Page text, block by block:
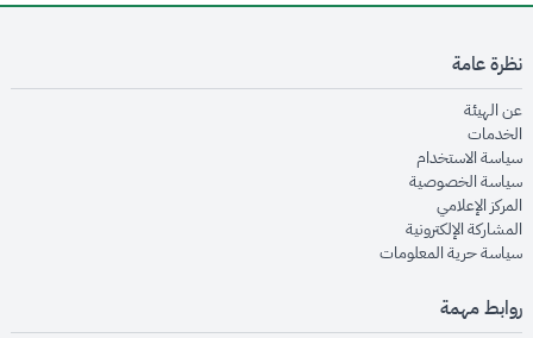
نظرة عامة
عن الهيئةopens in new window
الخدماتopens in new window
سياسة الاستخدام
سياسة الخصوصيةopens in new window
المركز الإعلاميopens in new window
المشاركة الإلكترونيةopens in new window
سياسة حرية المعلوماتopens in new window
روابط مهمة